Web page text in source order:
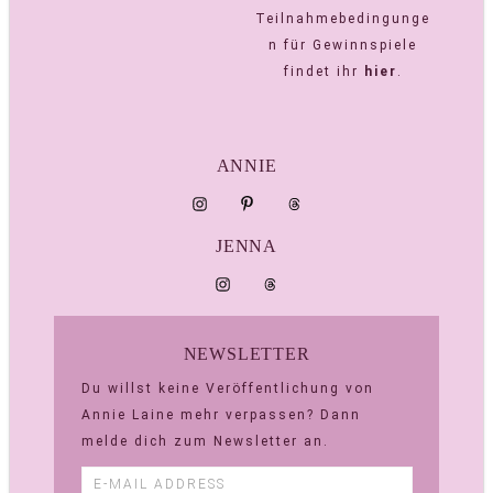
Teilnahmebedingunge
n für Gewinnspiele
findet ihr
hier .
ANNIE
JENNA
NEWSLETTER
Du willst keine Veröffentlichung von
Annie Laine mehr verpassen? Dann
melde dich zum Newsletter an.